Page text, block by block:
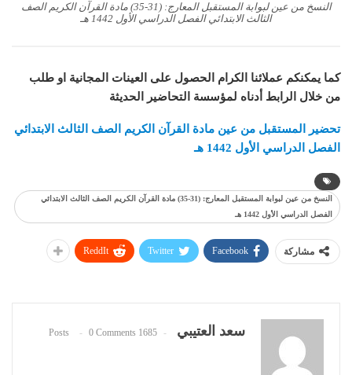
النسخ من عين لبوابة المستقبل المعارج: (31-35) مادة القرآن الكريم الصف
الثالث الابتدائي الفصل الدراسي الأول 1442 هـ
كما يمكنكم عملائنا الكرام الحصول على العينات المجانية او طلب
من خلال الرابط أدناه لمؤسسة التحاضير الحديثة
تحضير المستقبل من عين مادة القرآن الكريم الصف الثالث الابتدائي
الفصل الدراسي الأول 1442 هـ
النسخ من عين لبوابة المستقبل المعارج: (31-35) مادة القرآن الكريم الصف الثالث الابتدائي
الفصل الدراسي الأول 1442 هـ
مشاركة Facebook
Twitter
ReddIt
سعد العتيبي 1685 Posts
0 Comments